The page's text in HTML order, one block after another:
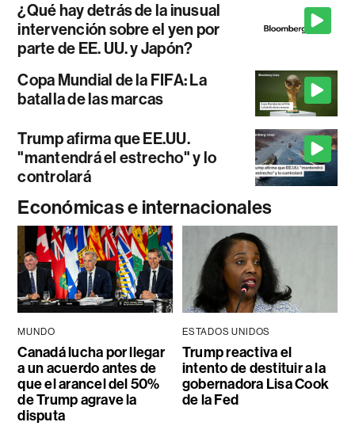
¿Qué hay detrás de la inusual
intervención sobre el yen por
parte de EE. UU. y Japón?
Copa Mundial de la FIFA: La
batalla de las marcas
Trump afirma que EE.UU.
"mantendrá el estrecho" y lo
controlará
Económicas e internacionales
MUNDO
Canadá lucha por llegar
a un acuerdo antes de
que el arancel del 50%
de Trump agrave la
disputa
ESTADOS UNIDOS
Trump reactiva el
intento de destituir a la
gobernadora Lisa Cook
de la Fed